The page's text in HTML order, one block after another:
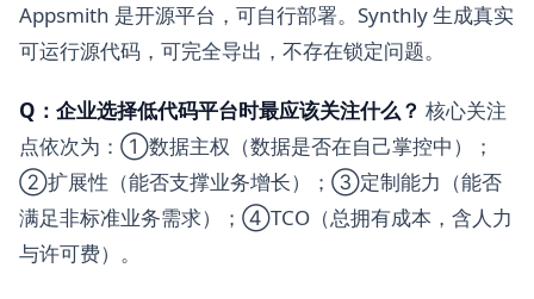
Appsmith 是开源平台，可自行部署。Synthly 生成真实
可运行源代码，可完全导出，不存在锁定问题。
Q：企业选择低代码平台时最应该关注什么？ 核心关注
点依次为：①数据主权（数据是否在自己掌控中）；
②扩展性（能否支撑业务增长）；③定制能力（能否
满足非标准业务需求）；④TCO（总拥有成本，含人力
与许可费）。